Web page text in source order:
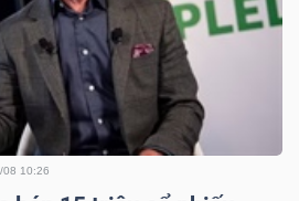
08 10:26